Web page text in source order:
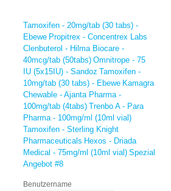
Tamoxifen - 20mg/tab (30 tabs) -
Ebewe Propitrex - Concentrex Labs
Clenbuterol - Hilma Biocare -
40mcg/tab (50tabs) Omnitrope - 75
IU (5x15IU) - Sandoz Tamoxifen -
10mg/tab (30 tabs) - Ebewe Kamagra
Chewable - Ajanta Pharma -
100mg/tab (4tabs) Trenbo A - Para
Pharma - 100mg/ml (10ml vial)
Tamoxifen - Sterling Knight
Pharmaceuticals Hexos - Driada
Medical - 75mg/ml (10ml vial) Spezial
Angebot #8
Benutzername